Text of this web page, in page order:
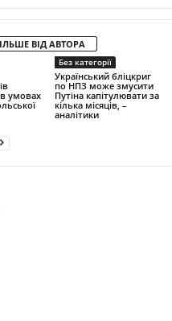
ВІД АВТОРА
умовах
Без категорії
Український бліцкриг
по НПЗ може змусити
Путіна капітулювати за
кілька місяців, –
аналітики